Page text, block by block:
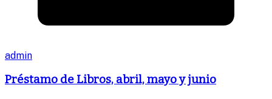
admin
Préstamo de Libros, abril, mayo y junio